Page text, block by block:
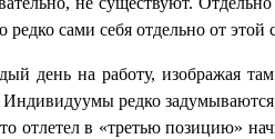
сами себя отдельно от этой
день на работу, изображая
редко
в «третью позицию»